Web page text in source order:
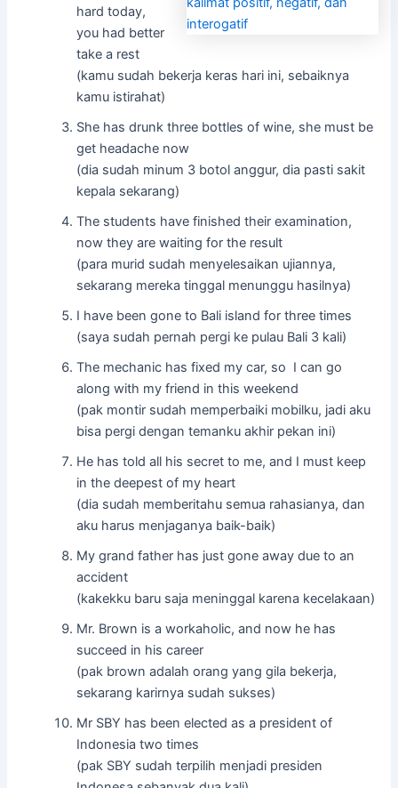
hard today,
you had better
take a rest
(kamu sudah bekerja keras hari ini, sebaiknya
kamu istirahat)
She has drunk three bottles of wine, she must be
get headache now
(dia sudah minum 3 botol anggur, dia pasti sakit
kepala sekarang)
The students have finished their examination,
now they are waiting for the result
(para murid sudah menyelesaikan ujiannya,
sekarang mereka tinggal menunggu hasilnya)
I have been gone to Bali island for three times
(saya sudah pernah pergi ke pulau Bali 3 kali)
The mechanic has fixed my car, so I can go
along with my friend in this weekend
(pak montir sudah memperbaiki mobilku, jadi aku
bisa pergi dengan temanku akhir pekan ini)
He has told all his secret to me, and I must keep
in the deepest of my heart
(dia sudah memberitahu semua rahasianya, dan
aku harus menjaganya baik-baik)
My grand father has just gone away due to an
accident
(kakekku baru saja meninggal karena kecelakaan)
Mr. Brown is a workaholic, and now he has
succeed in his career
(pak brown adalah orang yang gila bekerja,
sekarang karirnya sudah sukses)
Mr SBY has been elected as a president of
Indonesia two times
(pak SBY sudah terpilih menjadi presiden